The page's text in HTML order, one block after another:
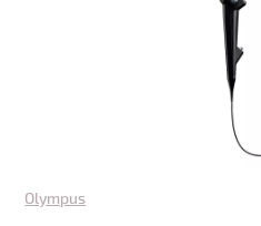
Olympus